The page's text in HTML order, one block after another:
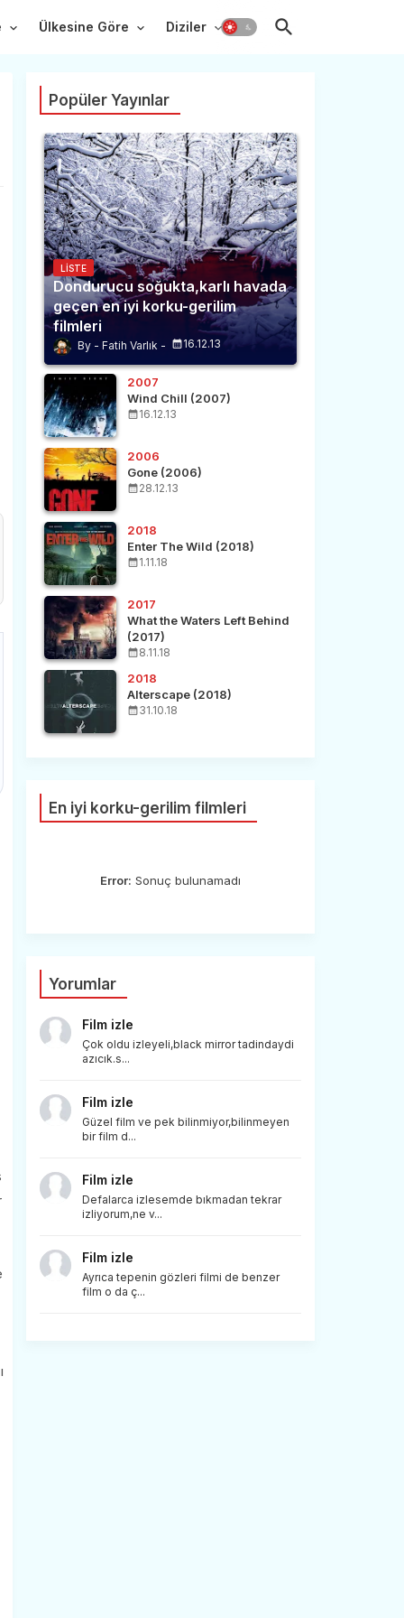
Ülkesine Göre Diziler
Popüler Yayınlar
LISTE
Dondurucu soğukta,karlı havada
geçen en iyi korku-gerilim
filmleri
Fatih Varlık 16.12.13
2007
Wind Chill (2007)
16.12.13
2006
Gone (2006)
28.12.13
2018
Enter The Wild (2018)
1.11.18
2017
What the Waters Left Behind
(2017)
8.11.18
2018
Alterscape (2018)
31.10.18
En iyi korku-gerilim filmleri
Error: Sonuç bulunamadı
Yorumlar
Film izle
Çok oldu izleyeli,black mirror tadindaydi
azıcık.s...
Film izle
Güzel film ve pek bilinmiyor,bilinmeyen
bir film d...
Film izle
Defalarca izlesemde bıkmadan tekrar
izliyorum,ne v...
Film izle
Ayrıca tepenin gözleri filmi de benzer
film o da ç...